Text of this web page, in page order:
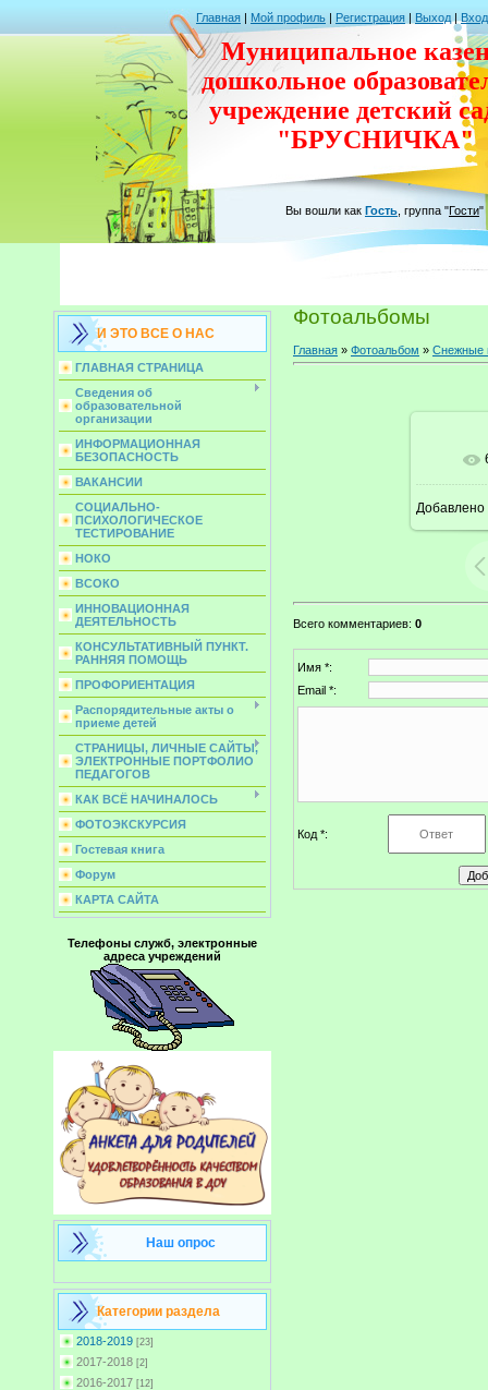
Главная | Мой профиль | Регистрация | Выход | Вход
Муниципальное
дошкольное
учреждение детский
"БРУСНИЧКА"
Вы вошли как Гость группа "Гости"
И ЭТО ВСЕ О НАС
ГЛАВНАЯ СТРАНИЦА
Сведения об
образовательной
организации
ИНФОРМАЦИОННАЯ
БЕЗОПАСНОСТЬ
ВАКАНСИИ
СОЦИАЛЬНО-
ПСИХОЛОГИЧЕСКОЕ
ТЕСТИРОВАНИЕ
НОКО
ВСОКО
ИННОВАЦИОННАЯ
ДЕЯТЕЛЬНОСТЬ
КОНСУЛЬТАТИВНЫЙ ПУНКТ.
РАННЯЯ ПОМОЩЬ
ПРОФОРИЕНТАЦИЯ
Распорядительные акты о
приеме детей
СТРАНИЦЫ, ЛИЧНЫЕ САЙТЫ,
ЭЛЕКТРОННЫЕ ПОРТФОЛИО
ПЕДАГОГОВ
КАК ВСЁ НАЧИНАЛОСЬ
ФОТОЭКСКУРСИЯ
Гостевая книга
Форум
КАРТА САЙТА
Телефоны служб, электронные
адреса учреждений
Наш опрос
Категории раздела
2018-2019 [23]
2017-2018 [2]
2016-2017 [12]
Фотоальбомы
Главная » Фотоальбом » Снежные
Добавлено
Всего комментариев: 0
Имя *:
Email *:
Код *: